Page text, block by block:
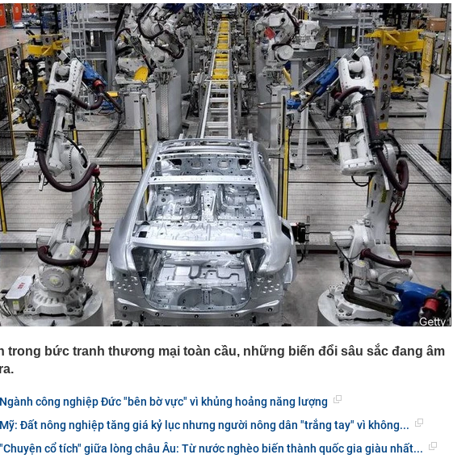
khai sai thuế
20:40
14h ngày mai 9/8, Đại học Bách khoa Hà Nội công bố điểm chuẩn 68
ngành
20:31
Cha của Messi qua đời
20:30
'Cháy' vé xem Việt Nam đá bán kết ASEAN Cup 2026, hàng nghìn
người chờ mua
20:28
Đại biểu Quốc hội: 'Điều tôi lo ngại nhất không phải là một vài
livestream phản cảm...'
20:28
Con trai nghệ sĩ Vân Dung gây chú ý
20:26
Uống nước đậu đen ngâm mỗi ngày, người phụ nữ 59 tuổi bất ngờ khi
đi khám
20:21
Xe điện qua thời đắt đỏ, nay rẻ hơn cả ô tô hybrid
trong bức tranh thương mại toàn cầu, những biến đổi sâu sắc đang âm
Ngành công nghiệp Đức "bên bờ vực" vì khủng hoảng năng lượng
Mỹ: Đất nông nghiệp tăng giá kỷ lục nhưng người nông dân "trắng tay" vì không...
"Chuyện cổ tích" giữa lòng châu Âu: Từ nước nghèo biến thành quốc gia giàu nhất...